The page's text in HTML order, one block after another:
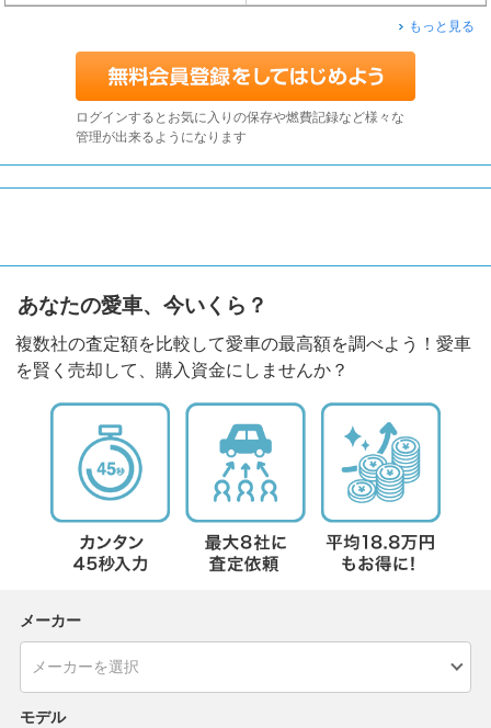
もっと見る
ログインするとお気に入りの保存や燃費記録など様々な
管理が出来るようになります
あなたの愛車、今いくら？
複数社の査定額を比較して愛車の最高額を調べよう！愛車
を賢く売却して、購入資金にしませんか？
メーカー
モデル